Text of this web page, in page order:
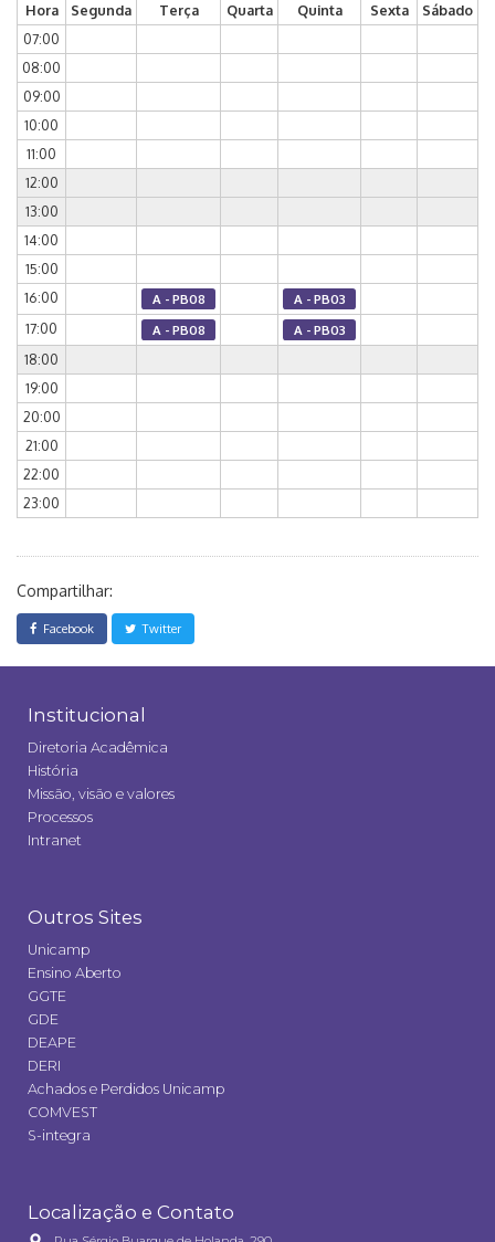
Hora Segunda Terça Quarta Quinta Sexta
Sábado
07:00
08:00
09:00
10:00
11:00
12:00
13:00
14:00
15:00
16:00
A - PB08 A - PB03
17:00 A - PB08 A - PB03
18:00
19:00
20:00
21:00
22:00
23:00
Compartilhar:
Facebook Twitter
Institucional
Diretoria Acadêmica
História
Missão, visão e valores
Processos
Intranet
Outros Sites
Unicamp
Ensino Aberto
GGTE
GDE
DEAPE
DERI
Achados e Perdidos Unicamp
COMVEST
S-integra
Localização e Contato